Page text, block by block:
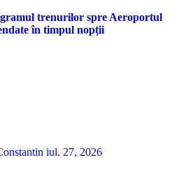
trenurilor spre Aeroportul
în timpul nopții
iul. 27, 2026